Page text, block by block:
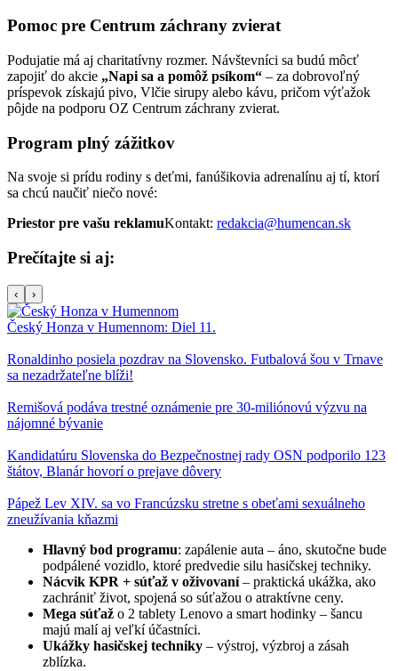
Pomoc pre Centrum záchrany zvierat
Podujatie má aj charitatívny rozmer. Návštevníci sa budú môcť
zapojiť do akcie „Napi sa a pomôž psíkom“ – za dobrovoľný
príspevok získajú pivo, Vlčie sirupy alebo kávu, pričom výťažok
pôjde na podporu OZ Centrum záchrany zvierat.
Program plný zážitkov
Na svoje si prídu rodiny s deťmi, fanúšikovia adrenalínu aj tí, ktorí
sa chcú naučiť niečo nové:
Priestor pre vašu reklamuKontakt: redakcia@humencan.sk
Prečítajte si aj:
‹ ›
Český Honza v Humennom: Diel 11.
Ronaldinho posiela pozdrav na Slovensko. Futbalová šou v Trnave
sa nezadržateľne blíži!
Remišová podáva trestné oznámenie pre 30-miliónovú výzvu na
nájomné bývanie
Kandidatúru Slovenska do Bezpečnostnej rady OSN podporilo 123
štátov, Blanár hovorí o prejave dôvery
Pápež Lev XIV. sa vo Francúzsku stretne s obeťami sexuálneho
zneužívania kňazmi
Hlavný bod programu: zapálenie auta – áno, skutočne bude
podpálené vozidlo, ktoré predvedie silu hasičskej techniky.
Nácvik KPR + súťaž v oživovaní– praktická ukážka, ako
zachrániť život, spojená so súťažou o atraktívne ceny.
Mega súťaž o 2 tablety Lenovo a smart hodinky – šancu
majú malí aj veľkí účastníci.
Ukážky hasičskej techniky – výstroj, výzbroj a zásah
zblízka.